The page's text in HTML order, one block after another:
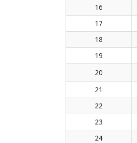
16
17
18
19
20
21
22
23
24